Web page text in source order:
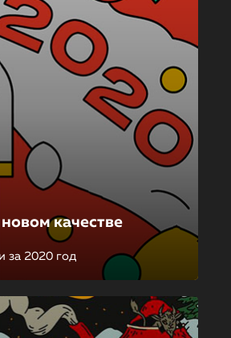
качестве
за 2020 год